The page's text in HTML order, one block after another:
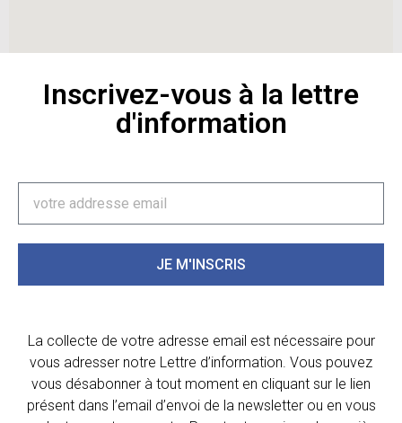
Inscrivez-vous à la lettre
d'information
JE M'INSCRIS
La collecte de votre adresse email est nécessaire pour
vous adresser notre Lettre d’information. Vous pouvez
vous désabonner à tout moment en cliquant sur le lien
présent dans l’email d’envoi de la newsletter ou en vous